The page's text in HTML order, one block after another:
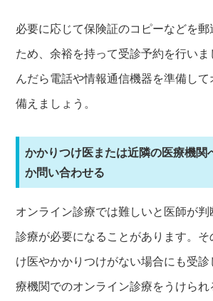
必要に応じて保険証のコピーなどを
ため、余裕を持って受診予約を行い
んだら電話や情報通信機器を準備し
備えましょう。
かかりつけ医または近隣の医療機関
か問い合わせる
オンライン診療では難しいと医師が
診療が必要になることがあります。
け医やかかりつけがない場合にも受
療機関でのオンライン診療をうけら